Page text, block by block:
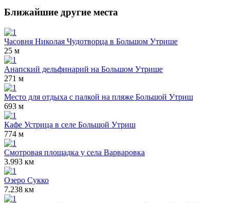
Ближайшие другие места
Часовня Николая Чудотворца в Большом Утрише
25 м
Анапский дельфинарий на Большом Утрише
271 м
Место для отдыха с палкой на пляже Большой Утриш
693 м
Кафе Устрица в селе Большой Утриш
774 м
Смотровая площадка у села Варваровка
3.993 км
Озеро Сукко
7.238 км